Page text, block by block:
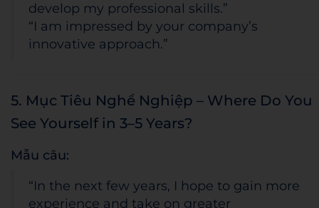
develop my professional skills.”
“I am impressed by your company’s
innovative approach.”
5. Mục Tiêu Nghề Nghiệp – Where Do You
See Yourself in 3–5 Years?
Mẫu câu:
“In the next few years, I hope to gain more
experience and take on greater